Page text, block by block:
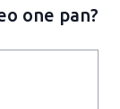
one pan?